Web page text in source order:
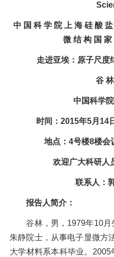
中 国 科 学 院 上 海 硅 酸
微 结 构 国
走进亚埃：原子尺度
谷
中国科学
时间：2015年5月14
地点：4号楼8楼会议
欢迎广大科研人员
联系人：郭
报告人简介：
谷林，男，1979年10月
朱静院士，从事电子显微方
大学材料系本科毕业。